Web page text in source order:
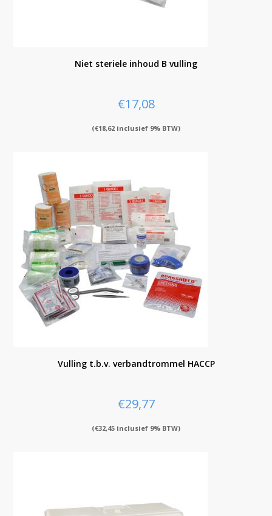
Niet steriele inhoud B vulling
€17,08
(€18,62 inclusief 9% BTW)
Vulling t.b.v. verbandtrommel HACCP
€29,77
(€32,45 inclusief 9% BTW)